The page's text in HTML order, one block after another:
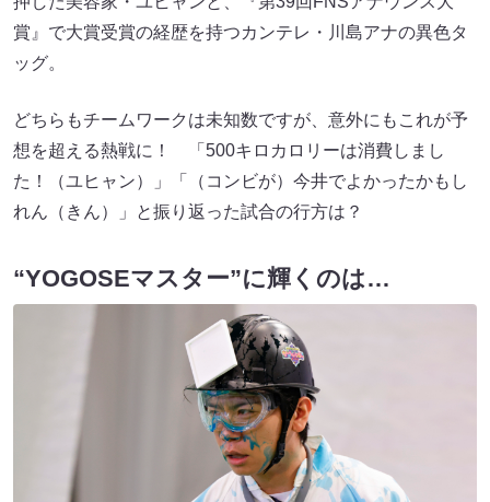
賞』で大賞受賞の経歴を持つカンテレ・川島アナの異色タ
ッグ。
どちらもチームワークは未知数ですが、意外にもこれが予
想を超える熱戦に！ 「500キロカロリーは消費しまし
た！（ユヒャン）」「（コンビが）今井でよかったかもし
れん（きん）」と振り返った試合の行方は？
“YOGOSEマスター”に輝くのは…